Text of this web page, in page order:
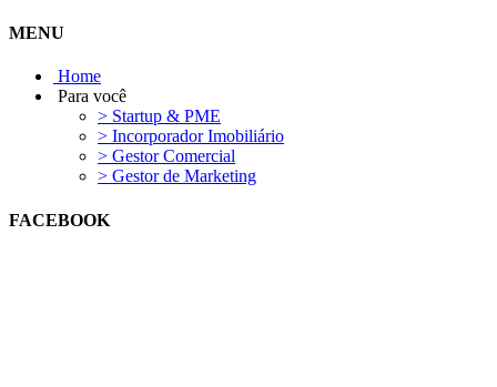
MENU
Home
Para você
> Startup & PME
> Incorporador Imobiliário
> Gestor Comercial
> Gestor de Marketing
FACEBOOK